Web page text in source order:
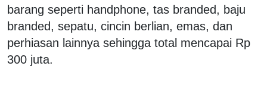
barang seperti handphone, tas branded, baju
branded, sepatu, cincin berlian, emas, dan
perhiasan lainnya sehingga total mencapai Rp
300 juta.